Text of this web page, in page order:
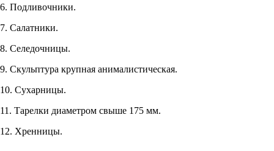
6. Подливочники.
7. Салатники.
8. Селедочницы.
9. Скульптура крупная анималистическая.
10. Сухарницы.
11. Тарелки диаметром свыше 175 мм.
12. Хренницы.